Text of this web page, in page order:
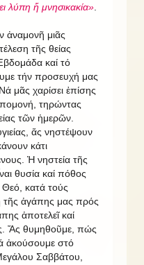
λύπη ἤ μνησικακία»
ἀναμονῆ μιᾶς
τῆς θείας
καί τό
τήν προσευχή μας
μᾶς χαρίσει ἐπίσης
τηρώντας
τῶν ἡμερῶν.
ἄς νηστέψουν
κάτι
Ἡ νηστεία τῆς
θυσία καί πόθος
Θεό, κατά τούς
τῆς ἀγάπης μας πρός
ἀποτελεῖ καί
Ἄς θυμηθοῦμε, πώς
ἀκούσουμε στό
Σαββάτου,